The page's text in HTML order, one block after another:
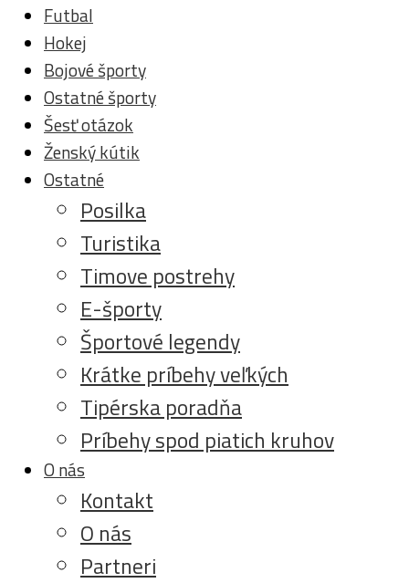
Futbal
Hokej
Bojové športy
Ostatné športy
Šesť otázok
Ženský kútik
Ostatné
Posilka
Turistika
Timove postrehy
E-športy
Športové legendy
Krátke príbehy veľkých
Tipérska poradňa
Príbehy spod piatich kruhov
O nás
Kontakt
O nás
Partneri